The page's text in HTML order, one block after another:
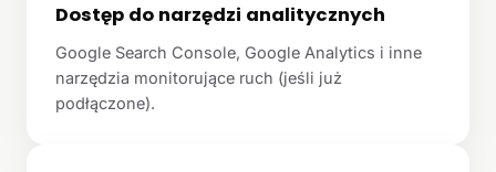
Dostęp do narzędzi analitycznych
Google Search Console, Google Analytics i inne
narzędzia monitorujące ruch (jeśli już
podłączone).